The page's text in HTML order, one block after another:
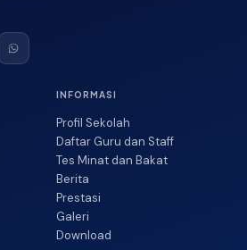
INFORMASI
Profil Sekolah
Daftar Guru dan Staff
Tes Minat dan Bakat
Berita
Prestasi
Galeri
Download